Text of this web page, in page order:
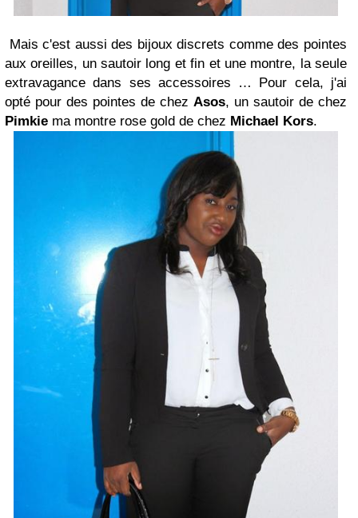
Mais c'est aussi des bijoux discrets comme des pointes
aux oreilles, un sautoir long et fin et une montre, la seule
extravagance dans ses accessoires … Pour cela, j'ai
opté pour des pointes de chez Asos, un sautoir de chez
Pimkie ma montre rose gold de chez Michael Kors.